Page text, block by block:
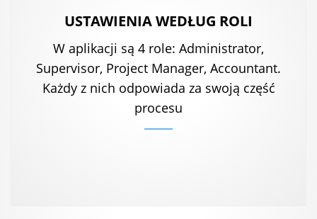
USTAWIENIA WEDŁUG ROLI
W aplikacji są 4 role: Administrator,
Supervisor, Project Manager, Accountant.
Każdy z nich odpowiada za swoją część
procesu